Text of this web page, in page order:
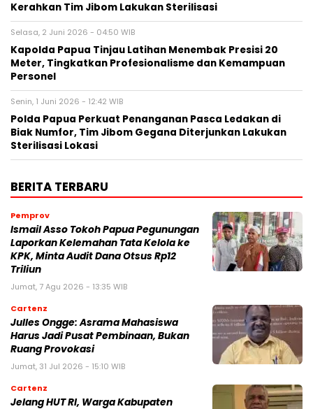
Kerahkan Tim Jibom Lakukan Sterilisasi
Selasa, 2 Juni 2026 - 04:50 WIB
Kapolda Papua Tinjau Latihan Menembak Presisi 20
Meter, Tingkatkan Profesionalisme dan Kemampuan
Personel
Senin, 1 Juni 2026 - 12:42 WIB
Polda Papua Perkuat Penanganan Pasca Ledakan di
Biak Numfor, Tim Jibom Gegana Diterjunkan Lakukan
Sterilisasi Lokasi
BERITA TERBARU
Pemprov
Ismail Asso Tokoh Papua Pegunungan
Laporkan Kelemahan Tata Kelola ke
KPK, Minta Audit Dana Otsus Rp12
Triliun
Jumat, 7 Agu 2026 - 13:35 WIB
Cartenz
Julles Ongge: Asrama Mahasiswa
Harus Jadi Pusat Pembinaan, Bukan
Ruang Provokasi
Jumat, 31 Jul 2026 - 15:10 WIB
Cartenz
Jelang HUT RI, Warga Kabupaten